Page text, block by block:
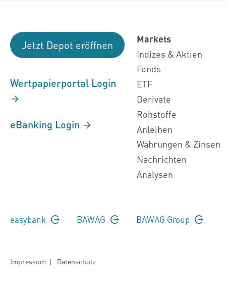
Jetzt Depot eröffnen
Wertpapierportal Login
eBanking Login
Markets
Indizes & Aktien
Fonds
ETF
Derivate
Rohstoffe
Anleihen
Währungen & Zinsen
Nachrichten
Analysen
easybank BAWAG BAWAG Group
Impressum | Datenschutz